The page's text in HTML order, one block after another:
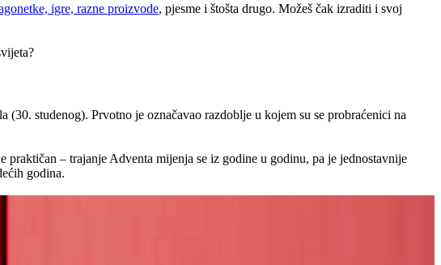
igre, razne proizvode, pjesme i štošta drugo. Možeš čak izraditi i svoj
studenog). Prvotno je označavao razdoblje u kojem su se probraćenici na
praktičan – trajanje Adventa mijenja se iz godine u godinu, pa je jednostavnije
godina.